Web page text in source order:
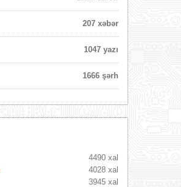
207 xəbər
1047 yazı
1666 şərh
4490 xal
4028 xal
3945 xal